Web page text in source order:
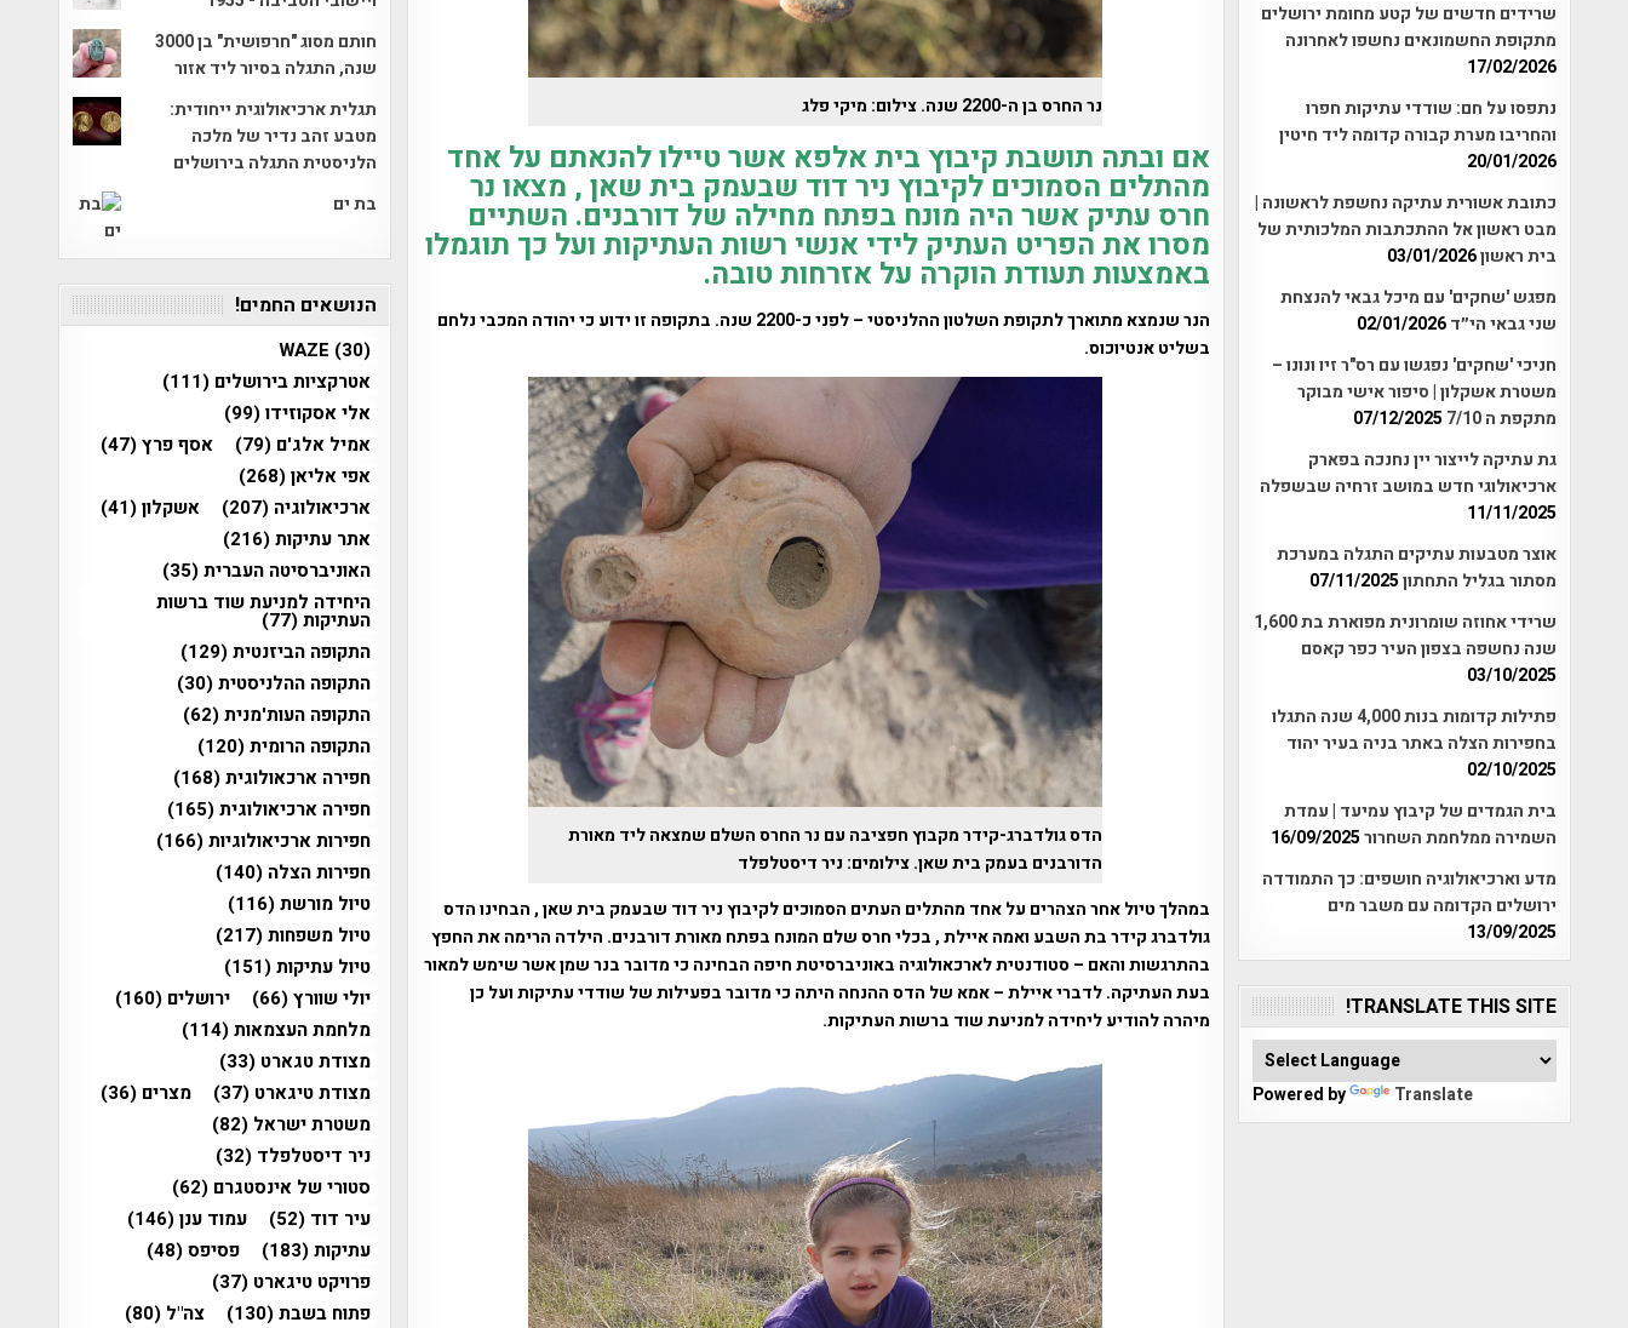
נר החרס בן ה-2200 שנה. צילום: מיקי פלג
אם ובתה תושבת קיבוץ בית אלפא אשר טיילו להנאתם על אחד
מהתלים הסמוכים לקיבוץ ניר דוד שבעמק בית שאן , מצאו נר
חרס עתיק אשר היה מונח בפתח מחילה של דורבנים. השתיים
מסרו את הפריט העתיק לידי אנשי רשות העתיקות ועל כך תוגמלו
באמצעות תעודת הוקרה על אזרחות טובה.
הנר שנמצא מתוארך לתקופת השלטון ההלניסטי – לפני כ-2200 שנה. בתקופה זו ידוע כי יהודה המכבי נלחם
בשליט אנטיוכוס.
הדס גולדברג-קידר מקבוץ חפציבה עם נר החרס השלם שמצאה ליד מאורת
הדורבנים בעמק בית שאן. צילומים: ניר דיסטלפלד
במהלך טיול אחר הצהרים על אחד מהתלים העתים הסמוכים לקיבוץ ניר דוד שבעמק בית שאן , הבחינו הדס
גולדברג קידר בת השבע ואמה איילת , בכלי חרס שלם המונח בפתח מאורת דורבנים. הילדה הרימה את החפץ
בהתרגשות והאם – סטודנטית לארכאולוגיה באוניברסיטת חיפה הבחינה כי מדובר בנר שמן אשר שימש למאור
בעת העתיקה. לדברי איילת – אמא של הדס ההנחה היתה כי מדובר בפעילות של שודדי עתיקות ועל כן
מיהרה להודיע ליחידה למניעת שוד ברשות העתיקות.
שרידים חדשים של קטע מחומת ירושלים
מתקופת החשמונאים נחשפו לאחרונה
17/02/2026
נתפסו על חם: שודדי עתיקות חפרו
והחריבו מערת קבורה קדומה ליד חיטין
20/01/2026
כתובת אשורית עתיקה נחשפת לראשונה |
מבט ראשון אל ההתכתבות המלכותית של
בית ראשון03/01/2026
מפגש 'שחקים' עם מיכל גבאי להנצחת
שני גבאי הי״ד02/01/2026
חניכי 'שחקים' נפגשו עם רס"ר זיו ונונו –
משטרת אשקלון | סיפור אישי מבוקר
מתקפת ה 7/10
07/12/2025
גת עתיקה לייצור יין נחנכה בפארק
ארכיאולוגי חדש במושב זרחיה שבשפלה
11/11/2025
אוצר מטבעות עתיקים התגלה במערכת
מסתור בגליל התחתון07/11/2025
שרידי אחוזה שומרונית מפוארת בת 1,600
שנה נחשפה בצפון העיר כפר קאסם
03/10/2025
פתילות קדומות בנות 4,000 שנה התגלו
בחפירות הצלה באתר בניה בעיר יהוד
02/10/2025
בית הגמדים של קיבוץ עמיעד | עמדת
השמירה ממלחמת השחרור16/09/2025
מדע וארכיאולוגיה חושפים: כך התמודדה
ירושלים הקדומה עם משבר מים
13/09/2025
TRANSLATE THIS SITE!
Powered by Translate
חותם מסוג "חרפושית" בן 3000
שנה, התגלה בסיור ליד אזור
תגלית ארכיאולוגית ייחודית:
מטבע זהב נדיר של מלכה
הלניסטית התגלה בירושלים
בת ים
הנושאים החמים!
WAZE (30)
אטרקציות בירושלים (111)
אלי אסקוזידו(99)
אמיל אלג'ם (79) אסף פרץ(47)
אפי אליאן(268)
ארכיאולוגיה (207) אשקלון(41)
אתר עתיקות(216)
האוניברסיטה העברית(35)
היחידה למניעת שוד ברשות
העתיקות(77)
התקופה הביזנטית(129)
התקופה ההלניסטית(30)
התקופה העות'מנית(62)
התקופה הרומית(120)
חפירה ארכאולוגית(168)
חפירה ארכיאולוגית(165)
חפירות ארכיאולוגיות(166)
חפירות הצלה (140)
טיול מורשת(116)
טיול משפחות(217)
טיול עתיקות(151)
יולי שוורץ(66) ירושלים (160)
מלחמת העצמאות(114)
מצודת טגארט (33)
מצודת טיגארט (37) מצרים (36)
משטרת ישראל (82)
ניר דיסטלפלד (32)
סטורי של אינסטגרם (62)
עיר דוד (52) עמוד ענן(146)
עתיקות(183) פסיפס(48)
פרויקט טיגארט (37)
פתוח בשבת(130) צה"ל (80)